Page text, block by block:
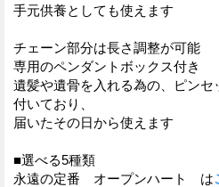
手元供養としても使えます
チェーン部分は長さ調整が可能
専用のペンダントボックス付き
遺髪や遺骨を入れる為の、ピンセ
付いており、
届いたその日から使えます
■選べる5種類
永遠の定番 オープンハート は